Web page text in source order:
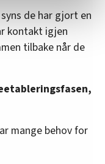
og utarbeide
du bruker
er angitt i
også felles
har en
barnefaglig
menn, 77
også
de har gjort en
kontakt igjen
tilbake når de
mange behov for